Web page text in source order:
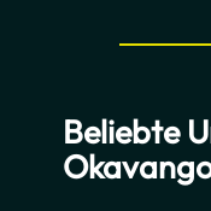
Beliebte